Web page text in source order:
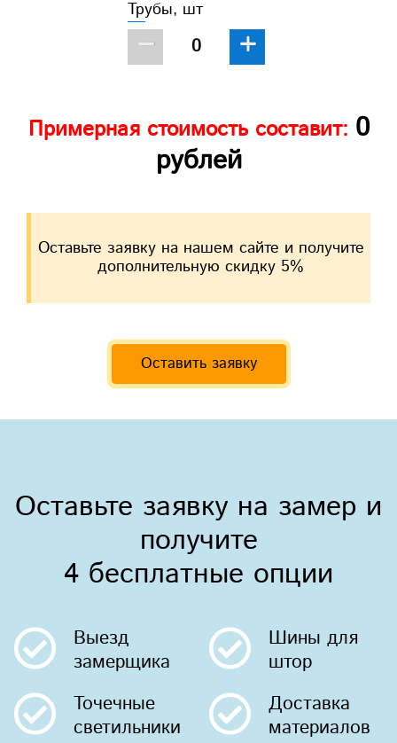
Трубы, шт
− +
Примерная стоимость составит: 0
рублей
Оставьте заявку на нашем сайте и получите
дополнительную скидку 5%
Оставить заявку
Оставьте заявку на замер и
получите
4 бесплатные опции
Выезд
замерщика
Шины для
штор
Точечные
светильники
Доставка
материалов